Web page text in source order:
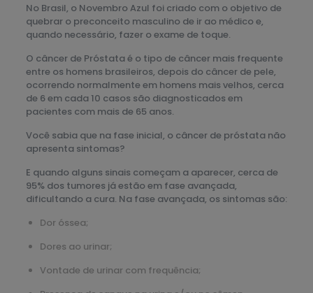
No Brasil, o Novembro Azul foi criado com o objetivo de
quebrar o preconceito masculino de ir ao médico e,
quando necessário, fazer o exame de toque.
O câncer de Próstata é o tipo de câncer mais frequente
entre os homens brasileiros, depois do câncer de pele,
ocorrendo normalmente em homens mais velhos, cerca
de 6 em cada 10 casos são diagnosticados em
pacientes com mais de 65 anos.
Você sabia que na fase inicial, o câncer de próstata não
apresenta sintomas?
E quando alguns sinais começam a aparecer, cerca de
95% dos tumores já estão em fase avançada,
dificultando a cura. Na fase avançada, os sintomas são:
Dor óssea;
Dores ao urinar;
Vontade de urinar com frequência;